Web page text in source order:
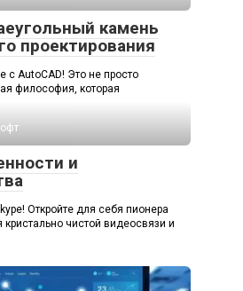
камень
проектирования
с AutoCAD! Это не просто
философия, которая
и
Откройте для себя пионера
кристально чистой видеосвязи и